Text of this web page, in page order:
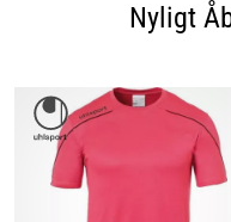
Nyligt